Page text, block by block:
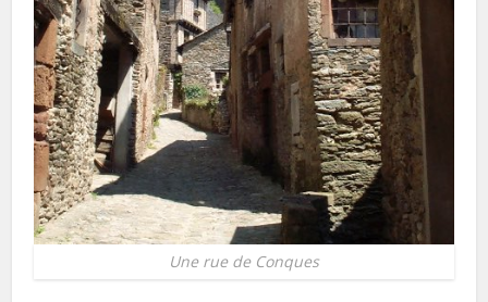
Une rue de Conques